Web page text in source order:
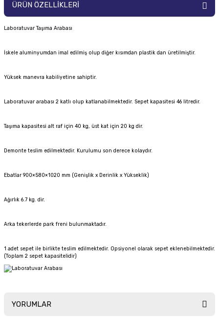
ÜRÜN ÖZELLİKLERİ
Laboratuvar Taşıma Arabası
İskele aluminyumdan imal edilmiş olup diğer kısımdan plastik dan üretilmiştir.
Yüksek manevra kabiliyetine sahiptir.
Laboratuvar arabası 2 katlı olup katlanabilmektedir. Sepet kapasitesi 46 litredir.
Taşıma kapasitesi alt raf için 40 kg, üst kat için 20 kg dir.
Demonte teslim edilmektedir. Kurulumu son derece kolaydır.
Ebatlar 900×580×1020 mm (Genişlik x Derinlik x Yükseklik)
Ağırlık 6.7 kg. dir.
Arka tekerlerde park freni bulunmaktadır.
1 adet sepet ile birlikte teslim edilmektedir. Opsiyonel olarak sepet eklenebilmektedir.
(Toplam 2 sepet kapasitelidir)
YORUMLAR